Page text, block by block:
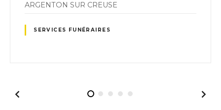
ARGENTON SUR CREUSE
SERVICES FUNÉRAIRES